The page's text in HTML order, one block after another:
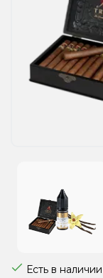
Жидкости для
Подарочные
Уценка
Есть в наличии